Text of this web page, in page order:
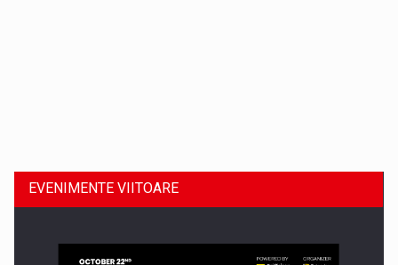
EVENIMENTE VIITOARE